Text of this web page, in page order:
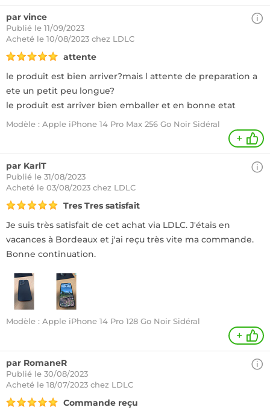
par vince
Publié le 11/09/2023
Acheté le 10/08/2023 chez LDLC
attente
le produit est bien arriver?mais l attente de preparation a
ete un petit peu longue?
le produit est arriver bien emballer et en bonne etat
Modèle : Apple iPhone 14 Pro Max 256 Go Noir Sidéral
+
par KarlT
Publié le 31/08/2023
Acheté le 03/08/2023 chez LDLC
Tres Tres satisfait
Je suis très satisfait de cet achat via LDLC. J'étais en
vacances à Bordeaux et j'ai reçu très vite ma commande.
Bonne continuation.
Modèle : Apple iPhone 14 Pro 128 Go Noir Sidéral
+
par RomaneR
Publié le 30/08/2023
Acheté le 18/07/2023 chez LDLC
Commande reçu